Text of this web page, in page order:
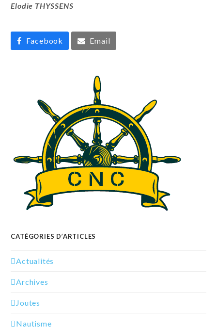
Elodie THYSSENS
Facebook Email
CATÉGORIES D’ARTICLES
Actualités
Archives
Joutes
Nautisme